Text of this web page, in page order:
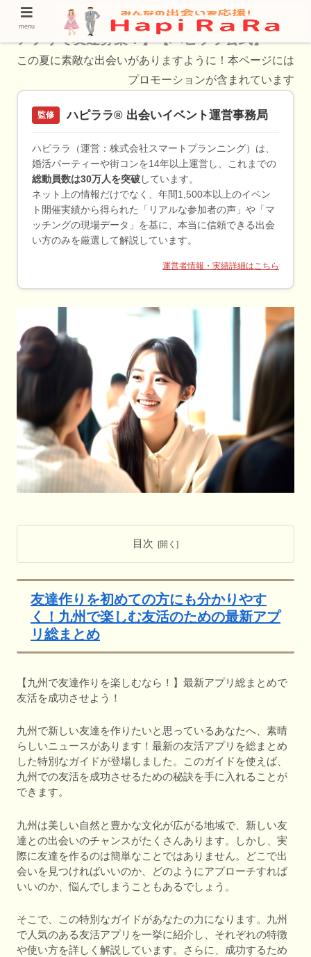
【九州で友達作りを楽しむ！おすすめの友活
アプリで友達募集！】【ハピララ公式】
この夏に素敵な出会いがありますように！本ページには
プロモーションが含まれています
監修 ハピララ® 出会いイベント運営事務局
ハピララ（運営：株式会社スマートプランニング）は、
婚活パーティーや街コンを14年以上運営し、これまでの
総動員数は30万人を突破 しています。
ネット上の情報だけでなく、年間1,500本以上のイベン
ト開催実績から得られた「リアルな参加者の声」や「マ
ッチングの現場データ」を基に、本当に信頼できる出会
い方のみを厳選して解説しています。
運営者情報・実績詳細はこちら
目次
友達作りを初めての方にも分かりやす
く！九州で楽しむ友活のための最新アプ
リ総まとめ
【九州で友達作りを楽しむなら！】最新アプリ総まとめで
友活を成功させよう！
九州で新しい友達を作りたいと思っているあなたへ、素晴
らしいニュースがあります！最新の友活アプリを総まとめ
した特別なガイドが登場しました。このガイドを使えば、
九州での友活を成功させるための秘訣を手に入れることが
できます。
九州は美しい自然と豊かな文化が広がる地域で、新しい友
達との出会いのチャンスがたくさんあります。しかし、実
際に友達を作るのは簡単なことではありません。どこで出
会いを見つければいいのか、どのようにアプローチすれば
いいのか、悩んでしまうこともあるでしょう。
そこで、この特別なガイドがあなたの力になります。九州
で人気のある友活アプリを一挙に紹介し、それぞれの特徴
や使い方を詳しく解説しています。さらに、成功するため
menu